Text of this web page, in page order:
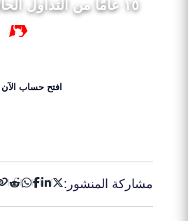
١٥ عامًا من التداول الحائز على جوائز
افتح حساب الآن
مشاركة المنشور: